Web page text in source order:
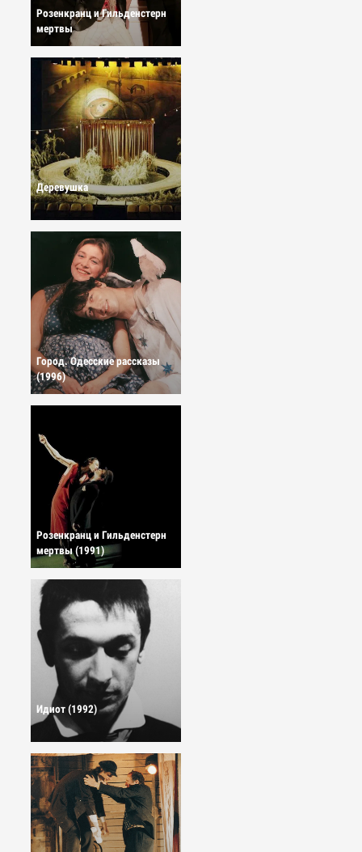
Розенкранц и Гильденстерн
мертвы
Деревушка
Город. Одесские рассказы
(1996)
Розенкранц и Гильденстерн
мертвы (1991)
Идиот (1992)